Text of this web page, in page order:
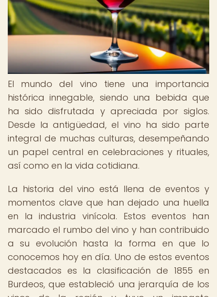
El mundo del vino tiene una importancia
histórica innegable, siendo una bebida que
ha sido disfrutada y apreciada por siglos.
Desde la antigüedad, el vino ha sido parte
integral de muchas culturas, desempeñando
un papel central en celebraciones y rituales,
así como en la vida cotidiana.
La historia del vino está llena de eventos y
momentos clave que han dejado una huella
en la industria vinícola. Estos eventos han
marcado el rumbo del vino y han contribuido
a su evolución hasta la forma en que lo
conocemos hoy en día. Uno de estos eventos
destacados es la clasificación de 1855 en
Burdeos, que estableció una jerarquía de los